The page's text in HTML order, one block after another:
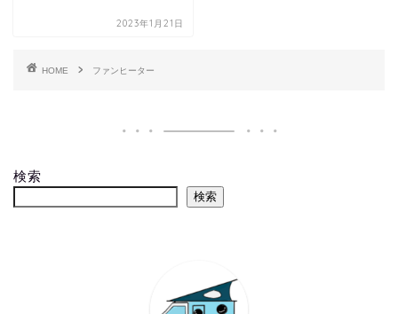
2023年1月21日
HOME ファンヒーター
検索
検索